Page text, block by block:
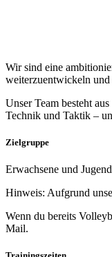
Wir sind eine
weiterzuentwickeln
Unser Team besteht
Technik und Taktik –
Zielgruppe
Erwachsene und
Hinweis: Aufgrund
Wenn du bereits
Mail.